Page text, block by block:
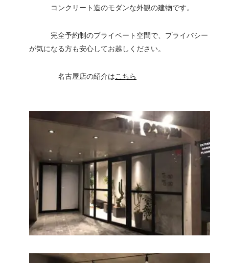
コンクリート造のモダンな外観の建物です。
完全予約制のプライベート空間で、プライバシー
が気になる方も安心してお越しください。
名古屋店の紹介はこちら